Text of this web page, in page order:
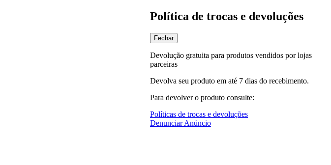
Política de trocas e devoluções
Fechar
Devolução gratuita para produtos vendidos por lojas
parceiras
Devolva seu produto em até 7 dias do recebimento.
Para devolver o produto consulte:
Políticas de trocas e devoluções
Denunciar Anúncio